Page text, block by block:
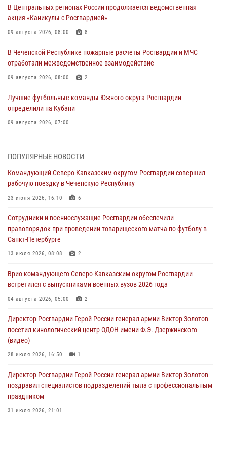
В Центральных регионах России продолжается ведомственная
акция «Каникулы с Росгвардией»
09 августа 2026, 08:00 8
В Чеченской Республике пожарные расчеты Росгвардии и МЧС
отработали межведомственное взаимодействие
09 августа 2026, 08:00 2
Лучшие футбольные команды Южного округа Росгвардии
определили на Кубани
09 августа 2026, 07:00
(видео)
Росгвардейцы провели занятие по стрелковой подготовке для
воспитанников Центра детского, юношеского туризма и
09 августа 2026, 05:00
В регионах Урала бойцам Росгвардии в зону СВО передали свежие
тиражи газет
Всероссийская ведомственная акции «Каникулы с Росгвардией
проходит в Сибири
ПОПУЛЯРНЫЕ НОВОСТИ
Командующий Северо-Кавказским округом Росгвардии совершил
рабочую поездку в Чеченскую Республику
23 июля 2026, 16:10 6
Сотрудники и военнослужащие Росгвардии обеспечили
правопорядок при проведении товарищеского матча по футболу в
Санкт-Петербурге
13 июля 2026, 08:08 2
Врио командующего Северо-Кавказским округом Росгвардии
встретился с выпускниками военных вузов 2026 года
04 августа 2026, 05:00 2
Директор Росгвардии Герой России генерал армии Виктор Золотов
посетил кинологический центр ОДОН имени Ф.Э. Дзержинского
(видео)
28 июля 2026, 16:50 1
Директор Росгвардии Герой России генерал армии Виктор Золотов
поздравил специалистов подразделений тыла с профессиональным
праздником
31 июля 2026, 21:01